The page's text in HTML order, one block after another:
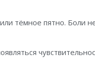
тёмное пятно. Боли